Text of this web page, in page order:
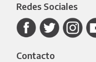
Redes Sociales
Contacto